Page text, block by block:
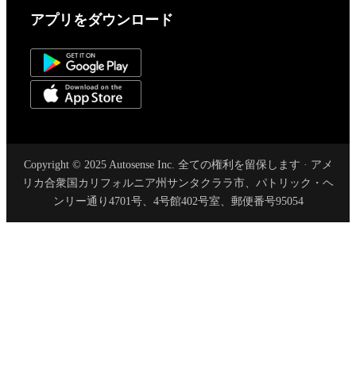
アプリをダウンロード
Copyright © 2025 Autosense Inc. 全ての権利を留保します · アメ
リカ合衆国カリフォルニア州サンタクララ市、パトリック・ヘ
ンリー通り4701号、4号館402号室、郵便番号95054